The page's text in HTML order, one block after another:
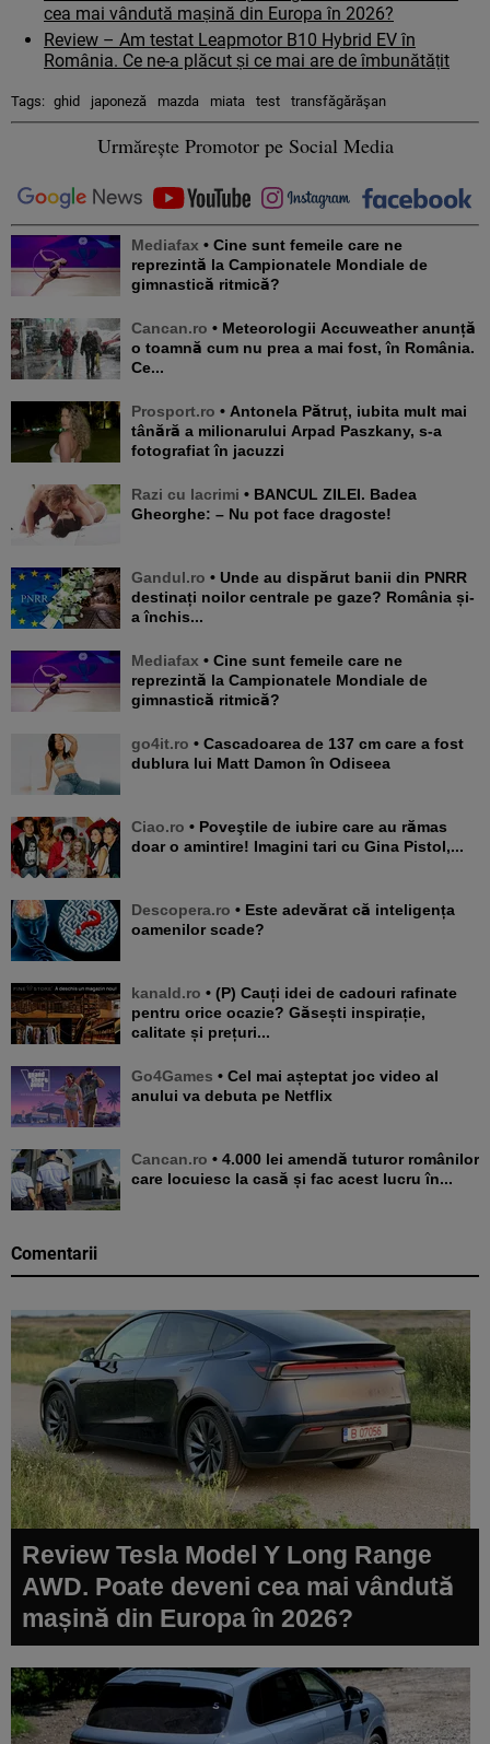
cea mai vândută mașină din Europa în 2026?
Review – Am testat Leapmotor B10 Hybrid EV în
România. Ce ne-a plăcut și ce mai are de îmbunătățit
Tags: ghid japoneză mazda miata test transfăgărăşan
Urmărește Promotor pe Social Media
Mediafax • Cine sunt femeile care ne
reprezintă la Campionatele Mondiale de
gimnastică ritmică?
Cancan.ro • Meteorologii Accuweather anunță
o toamnă cum nu prea a mai fost, în România.
Ce...
Prosport.ro • Antonela Pătruț, iubita mult mai
tânără a milionarului Arpad Paszkany, s-a
fotografiat în jacuzzi
Razi cu lacrimi • BANCUL ZILEI. Badea
Gheorghe: – Nu pot face dragoste!
Gandul.ro • Unde au dispărut banii din PNRR
destinați noilor centrale pe gaze? România și-
a închis...
Mediafax • Cine sunt femeile care ne
reprezintă la Campionatele Mondiale de
gimnastică ritmică?
go4it.ro • Cascadoarea de 137 cm care a fost
dublura lui Matt Damon în Odiseea
Ciao.ro • Poveştile de iubire care au rămas
doar o amintire! Imagini tari cu Gina Pistol,...
Descopera.ro • Este adevărat că inteligența
oamenilor scade?
kanald.ro • (P) Cauți idei de cadouri rafinate
pentru orice ocazie? Găsești inspirație,
calitate și prețuri...
Go4Games • Cel mai așteptat joc video al
anului va debuta pe Netflix
Cancan.ro • 4.000 lei amendă tuturor românilor
care locuiesc la casă și fac acest lucru în...
Comentarii
Review Tesla Model Y Long Range
AWD. Poate deveni cea mai vândută
mașină din Europa în 2026?